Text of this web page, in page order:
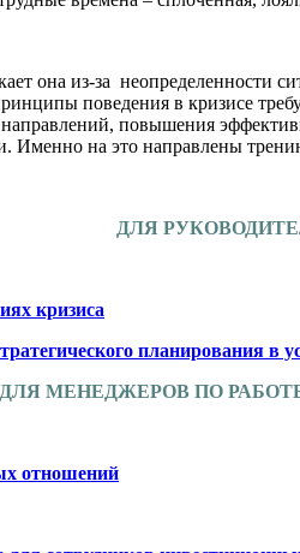
она из-за неопределенности
поведения в кризисе
направлений, повышения
на это направлены
ДЛЯ
кризиса
планирования в
ДЛЯ МЕНЕДЖЕРОВ ПО
отношений